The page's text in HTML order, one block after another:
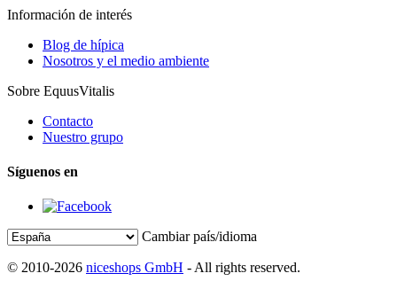
Información de interés
Blog de hípica
Nosotros y el medio ambiente
Sobre EquusVitalis
Contacto
Nuestro grupo
Síguenos en
Cambiar país/idioma
© 2010-2026 niceshops GmbH - All rights reserved.